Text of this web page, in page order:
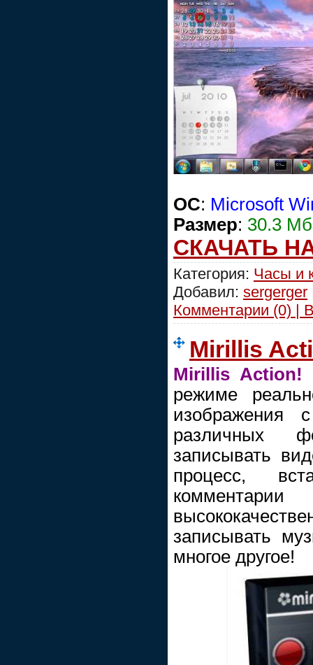
ОС: Microsoft
Размер: 30.3 Mб
СКАЧАТЬ
Категория: Часы и
Добавил: sergerger
Комментарии (0) |
Mirillis
Mirillis Action!
режиме
изображения
различных
записывать
процесс,
записывать
многое другое!